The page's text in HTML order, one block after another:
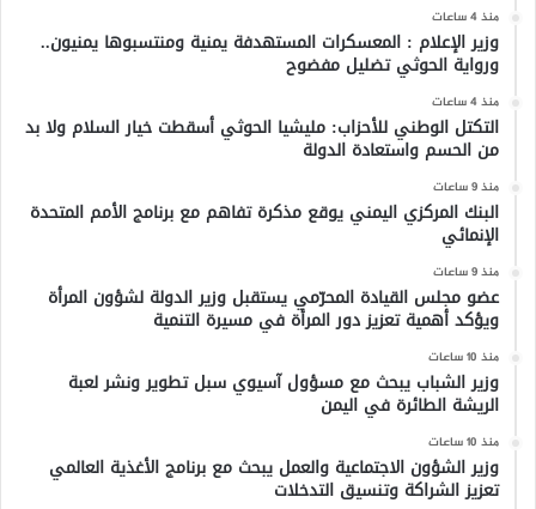
منذ 4 ساعات
وزير الإعلام : المعسكرات المستهدفة يمنية ومنتسبوها يمنيون..
ورواية الحوثي تضليل مفضوح
منذ 4 ساعات
التكتل الوطني للأحزاب: مليشيا الحوثي أسقطت خيار السلام ولا بد
من الحسم واستعادة الدولة
منذ 9 ساعات
البنك المركزي اليمني يوقع مذكرة تفاهم مع برنامج الأمم المتحدة
الإنمائي
منذ 9 ساعات
عضو مجلس القيادة المحرّمي يستقبل وزير الدولة لشؤون المرأة
ويؤكد أهمية تعزيز دور المرأة في مسيرة التنمية
منذ 10 ساعات
وزير الشباب يبحث مع مسؤول آسيوي سبل تطوير ونشر لعبة
الريشة الطائرة في اليمن
منذ 10 ساعات
وزير الشؤون الاجتماعية والعمل يبحث مع برنامج الأغذية العالمي
تعزيز الشراكة وتنسيق التدخلات